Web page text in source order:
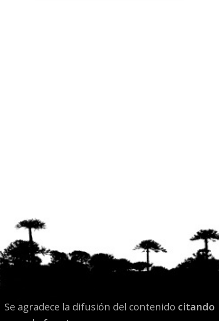
Se agradece la difusión del contenido citando
la fuente www.mapuexpress.org